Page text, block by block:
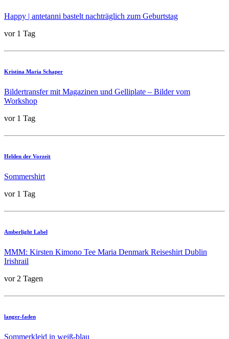
Happy | antetanni bastelt nachträglich zum Geburtstag
vor 1 Tag
Kristina Maria Schaper
Bildertransfer mit Magazinen und Gelliplate – Bilder vom
Workshop
vor 1 Tag
Helden der Vorzeit
Sommershirt
vor 1 Tag
Amberlight Label
MMM: Kirsten Kimono Tee Maria Denmark Reiseshirt Dublin
Irishrail
vor 2 Tagen
langer-faden
Sommerkleid in weiß-blau